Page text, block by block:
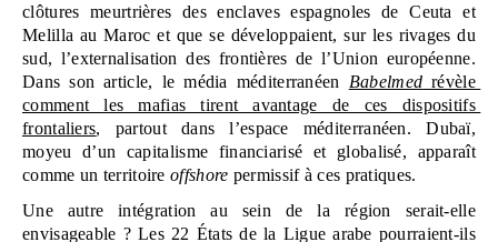
clôtures meurtrières des enclaves espagnoles de Ceuta et
Melilla au Maroc et que se développaient, sur les rivages du
sud, l’externalisation des frontières de l’Union européenne.
Dans son article, le média méditerranéen Babelmed révèle
comment les mafias tirent avantage de ces dispositifs
frontaliers, partout dans l’espace méditerranéen. Dubaï,
moyeu d’un capitalisme financiarisé et globalisé, apparaît
comme un territoire offshore permissif à ces pratiques.
Une autre intégration au sein de la région serait-elle
envisageable ? Les 22 États de la Ligue arabe pourraient-ils